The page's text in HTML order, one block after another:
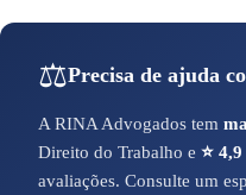
⚖️Precisa de ajuda
A RINA Advogados tem
Direito do Trabalho e ⭐
avaliações. Consulte um